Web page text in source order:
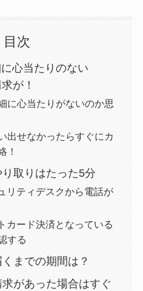
目次
心当たりのない
が！
に心当たりがないのか思
出せなかったらすぐにカ
！
取りはたった5分
リティデスクから電話が
カード決済となっている
する
までの期間は？
があった場合はすぐ